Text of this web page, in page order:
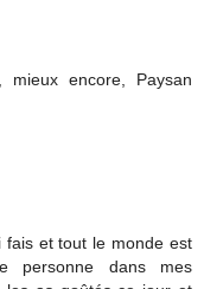
encore, Paysan
et tout le monde est
personne dans mes